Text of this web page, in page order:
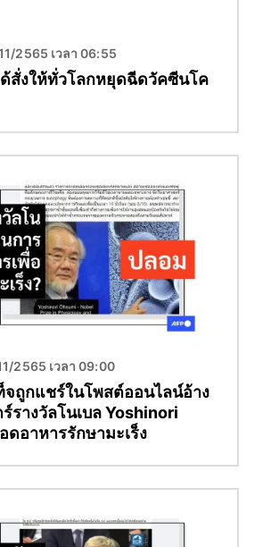
2565 เวลา 06:55
ด้สั่งให้ทั่วโลกหยุดฉีดวัคซีนโค
2565 เวลา 09:00
จถูกแชร์ในโพสต์ออนไลน์อ้าง
รางวัลโนเบล Yoshinori
ดอาหารรักษามะเร็ง